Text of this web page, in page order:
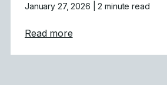
January 27, 2026 | 2 minute read
Read moreabout Mastercam